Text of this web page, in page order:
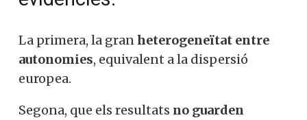
evidències:
La primera, la gran
autonomies , equivalent a la dispersió